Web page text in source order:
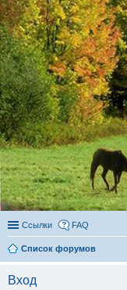
Ссылки FAQ
Список форумов
Вход